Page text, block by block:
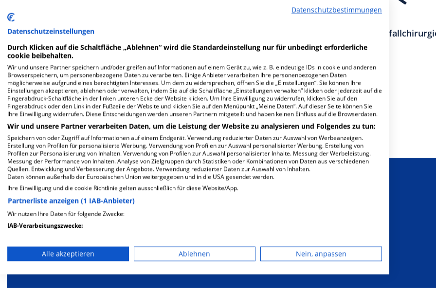
Geriatrie
Geburtshilfe
Chirurgie -
WeitereFachabteilungen 2
Mehr Informationen
Besondere Merkmale
besonderem
Ernährungsbedarf
Datenschutzbestimmungen
Datenschutzeinstellungen
Durch Klicken auf die Schaltfläche „Ablehnen“ wird die Standardeinstellung nur für unbedingt erforderliche
cookie beibehalten.
Wir und unsere Partner speichern und/oder greifen auf Informationen auf einem Gerät zu, wie z. B. eindeutige IDs in cookie und anderen
Browserspeichern, um personenbezogene Daten zu verarbeiten. Einige Anbieter verarbeiten Ihre personenbezogenen Daten
möglicherweise aufgrund eines berechtigten Interesses. Um dem zu widersprechen, öffnen Sie die „Einstellungen“. Sie können Ihre
Einstellungen akzeptieren, ablehnen oder verwalten, indem Sie auf die Schaltfläche „Einstellungen verwalten“ klicken oder jederzeit auf die
Fingerabdruck-Schaltfläche in der linken unteren Ecke der Website klicken. Um Ihre Einwilligung zu widerrufen, klicken Sie auf den
Fingerabdruck oder den Link in der Fußzeile der Website und klicken Sie auf den Menüpunkt „Meine Daten“. Auf dieser Seite können Sie
Ihre Einwilligung widerrufen. Diese Entscheidungen werden unseren Partnern mitgeteilt und haben keinen Einfluss auf die Browserdaten.
Wir und unsere Partner verarbeiten Daten, um die Leistung der Website zu analysieren und Folgendes zu tun:
Speichern von oder Zugriff auf Informationen auf einem Endgerät. Verwendung reduzierter Daten zur Auswahl von Werbeanzeigen.
Erstellung von Profilen für personalisierte Werbung. Verwendung von Profilen zur Auswahl personalisierter Werbung. Erstellung von
Profilen zur Personalisierung von Inhalten. Verwendung von Profilen zur Auswahl personalisierter Inhalte. Messung der Werbeleistung.
Messung der Performance von Inhalten. Analyse von Zielgruppen durch Statistiken oder Kombinationen von Daten aus verschiedenen
Quellen. Entwicklung und Verbesserung der Angebote. Verwendung reduzierter Daten zur Auswahl von Inhalten.
Daten können außerhalb der Europäischen Union weitergegeben und in die USA gesendet werden.
Ihre Einwilligung und die cookie Richtlinie gelten ausschließlich für diese Website/App.
Partnerliste anzeigen (1 IAB-Anbieter)
Wir nutzen Ihre Daten für folgende Zwecke:
IAB-Verarbeitungszwecke:
Verwendung reduzierter Daten zur Auswahl von Werbeanzeigen
Alle akzeptieren Ablehnen Nein, anpassen